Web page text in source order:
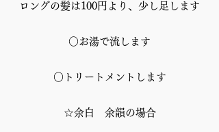
ロングの髪は100円より、少し足します
○お湯で流します
○トリートメントします
☆余白 余韻の場合